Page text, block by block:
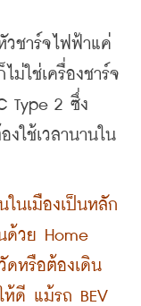
ชาร์จไฟฟ้าแค่
ม่ใช่เครื่องชาร์จ
Type 2 ซึ่ง
ใช้เวลานานใน
นเมืองเป็นหลัก
ด้วย Home
ดหรือต้องเดิน
ห้ดี แม้รถ BEV